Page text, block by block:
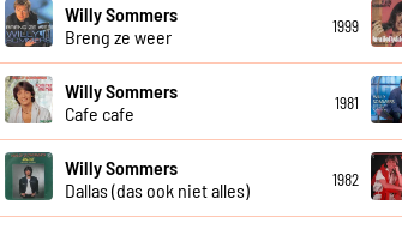
Willy Sommers
Breng ze weer
1999
Willy Sommers
Cafe cafe
1981
Willy Sommers
Dallas (das ook niet alles)
1982